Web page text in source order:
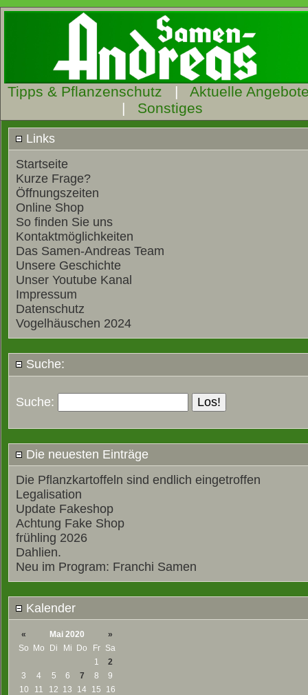
Tipps & Pflanzenschutz | Aktuelle
| Sonstiges
Links
Startseite
Kurze Frage?
Öffnungszeiten
Online Shop
So finden Sie uns
Kontaktmöglichkeiten
Das Samen-Andreas Team
Unsere Geschichte
Unser Youtube Kanal
Impressum
Datenschutz
Vogelhäuschen 2024
Suche:
Suche:
Die neuesten Einträge
Die Pflanzkartoffeln sind endlich eingetroffen
Legalisation
Update Fakeshop
Achtung Fake Shop
frühling 2026
Dahlien.
Neu im Program: Franchi Samen
Kalender
« Mai 2020
»
So Mo Di Mi Do Fr
Sa
1
2
3
4 5 6 7 8
9
10
11 12 13 14 15
16